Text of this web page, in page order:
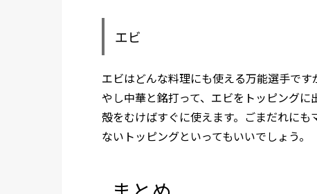
エビ
エビはどんな料理にも使える万能選手で
やし中華と銘打って、エビをトッピング
殻をむけばすぐに使えます。ごまだれに
ないトッピングといってもいいでしょう。